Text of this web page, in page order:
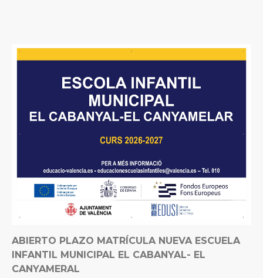
ABIERTO PLAZO MATRÍCULA NUEVA ESCUELA
INFANTIL MUNICIPAL EL CABANYAL- EL
CANYAMERAL